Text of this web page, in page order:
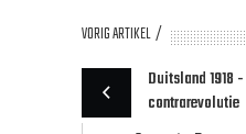
VORIG ARTIKEL
Duitsland 1918
contrarevolutie